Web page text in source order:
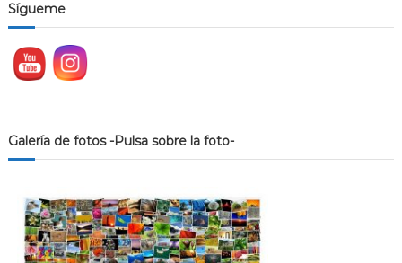
Sígueme
Galería de fotos -Pulsa sobre la foto-